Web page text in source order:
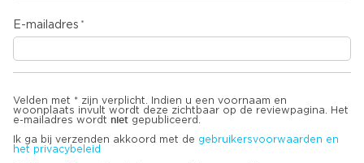
E-mailadres
Velden met * zijn verplicht. Indien u een voornaam en
woonplaats invult wordt deze zichtbaar op de reviewpagina. Het
e-mailadres wordt niet gepubliceerd.
Ik ga bij verzenden akkoord met de gebruikersvoorwaarden en
het privacybeleid